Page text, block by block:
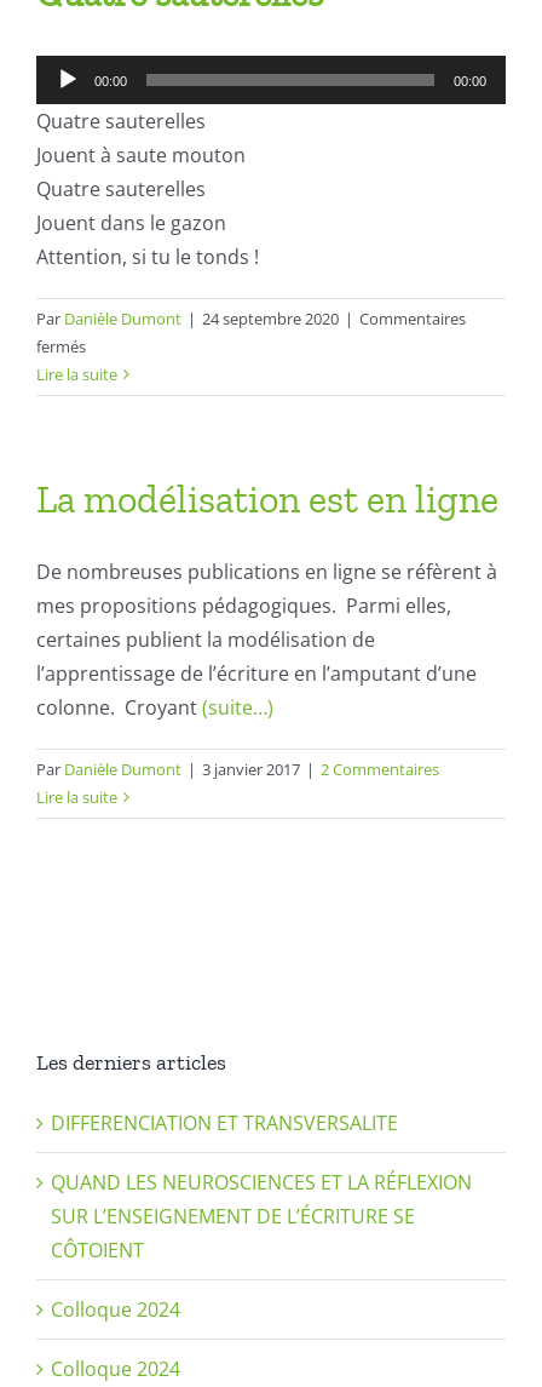
Lecteur
audio
00:00 00:00
Quatre sauterelles
Jouent à saute mouton
Quatre sauterelles
Jouent dans le gazon
Attention, si tu le tonds !
Par Danièle Dumont | 24 septembre 2020 | Commentaires
ferméssur
Comptines
pour
Lire la suite
La modélisation est en ligne
De nombreuses publications en ligne se réfèrent à
mes propositions pédagogiques. Parmi elles,
certaines publient la modélisation de
l’apprentissage de l’écriture en l’amputant d’une
colonne. Croyant(suite…)
Par Danièle Dumont | 3 janvier 2017 | 2 Commentaires
Lire la suite
Les derniers articles
DIFFERENCIATION ET TRANSVERSALITE
QUAND LES NEUROSCIENCES ET LA RÉFLEXION
SUR L’ENSEIGNEMENT DE L’ÉCRITURE SE
CÔTOIENT
Colloque 2024
Colloque 2024